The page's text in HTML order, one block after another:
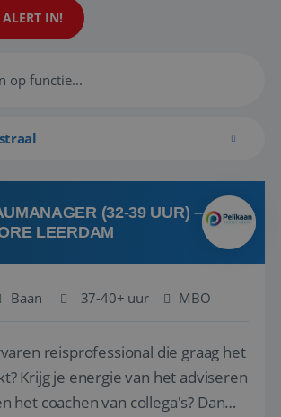
ALERT IN!
(32-39 UUR) –
LEERDAM
Baan 37-40+ uur MBO
reisprofessional die graag het
Krijg je energie van het adviseren
het coachen van collega's? Dan